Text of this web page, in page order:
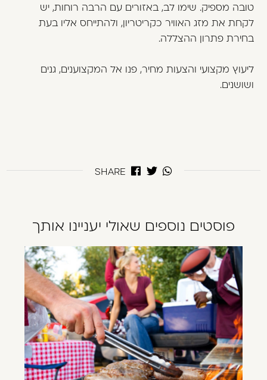
טובה מספיק. שימו לב, באזורים עם הרבה רוחות, יש
לקחת את מזג האוויר כקריטריון, ולהתייחס אליו בעת
בחירת פתרון ההצללה.
ליעוץ מקצועי והצעות מחיר, פנו אל המקצוענים, גנים
ושושנים.
SHARE
פוסטים נוספים שאולי יעניינו אותך